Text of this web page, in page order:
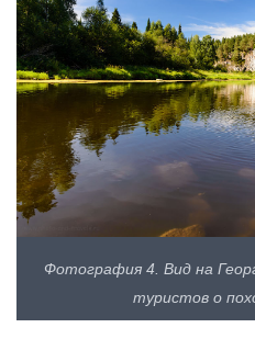
Фотография 4. Вид на
туристов о